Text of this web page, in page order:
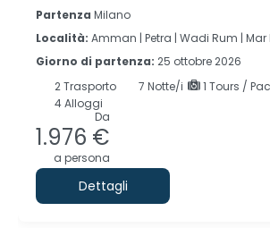
Partenza Milano
Località: Amman | Petra | Wadi Rum | Mar
Giorno di partenza: 25 ottobre 2026
2Trasporto 7 Notte/i
1 Tours /
4 Alloggi
Da
1.976 €
a persona
Dettagli